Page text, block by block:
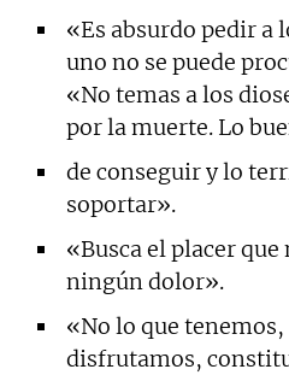
«Es absurdo pedir a
uno no se puede
«No temas a los
por la muerte. Lo
de conseguir y lo
soportar».
«Busca el placer
ningún dolor».
«No lo que
disfrutamos,